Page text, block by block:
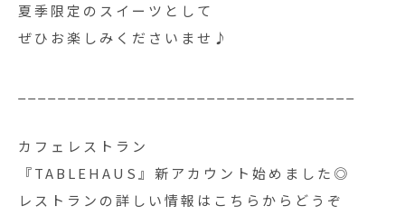
夏季限定のスイーツとして
ぜひお楽しみくださいませ♪
カフェレストラン
『TABLEHAUS』新アカウント始めました◎
レストランの詳しい情報はこちらからどうぞ